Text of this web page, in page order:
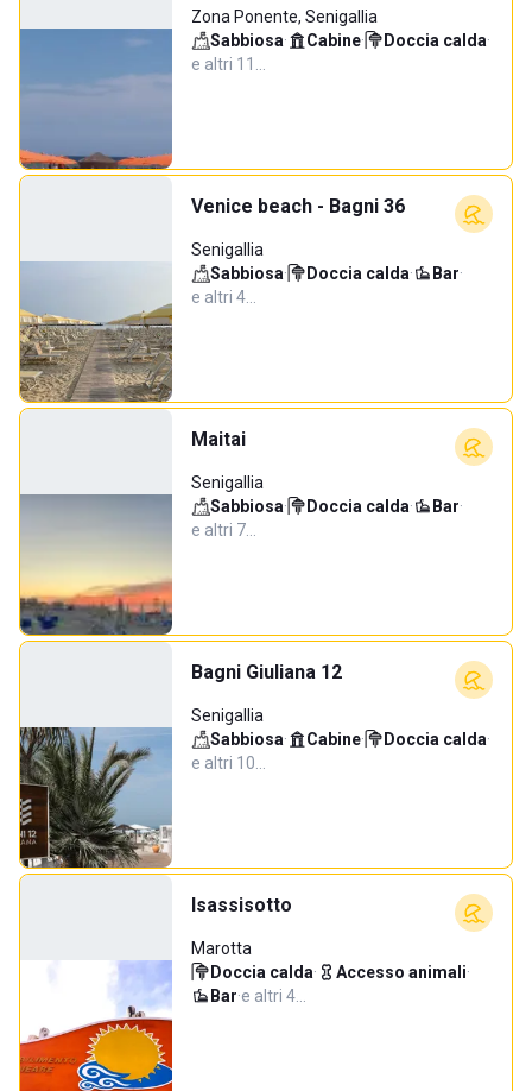
Zona Ponente, Senigallia
Sabbiosa· Cabine· Doccia calda·
e altri 11…
Venice beach - Bagni 36
Senigallia
Sabbiosa· Doccia calda· Bar·
e altri 4…
Maitai
Senigallia
Sabbiosa· Doccia calda· Bar·
e altri 7…
Bagni Giuliana 12
Senigallia
Sabbiosa· Cabine· Doccia calda·
e altri 10…
Isassisotto
Marotta
Doccia calda· Accesso animali·
Bar·e altri 4…